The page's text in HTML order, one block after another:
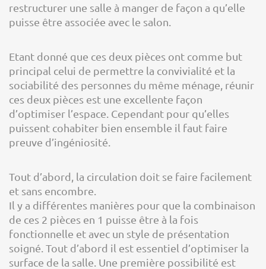
restructurer une salle à manger de façon a qu’elle
puisse être associée avec le salon.
Etant donné que ces deux pièces ont comme but
principal celui de permettre la convivialité et la
sociabilité des personnes du même ménage, réunir
ces deux pièces est une excellente façon
d’optimiser l’espace. Cependant pour qu’elles
puissent cohabiter bien ensemble il faut faire
preuve d’ingéniosité.
Tout d’abord, la circulation doit se faire facilement
et sans encombre.
Il y a différentes manières pour que la combinaison
de ces 2 pièces en 1 puisse être à la fois
fonctionnelle et avec un style de présentation
soigné. Tout d’abord il est essentiel d’optimiser la
surface de la salle. Une première possibilité est